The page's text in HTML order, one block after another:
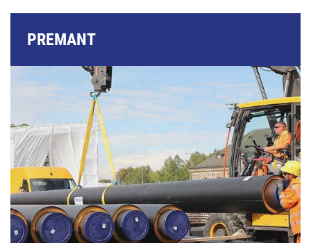
PREMANT